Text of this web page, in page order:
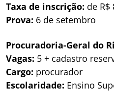
Taxa de inscrição: de R$
Prova: 6 de setembro
Procuradoria-Geral do
Vagas: 5 + cadastro
Cargo: procurador
Escolaridade: Ensino